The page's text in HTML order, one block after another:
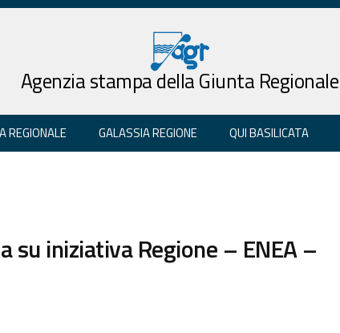
Agenzia stampa della Giunta Regionale
REGIONALE GALASSIA REGIONE QUI BASILICATA
iniziativa Regione – ENEA –